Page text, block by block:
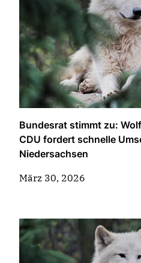
Bundesrat stimmt zu:
CDU fordert schnelle
Niedersachsen
März 30, 2026